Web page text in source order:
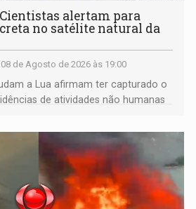
alertam para
no satélite natural da
08 de Agosto de 2026 às 19:00
a Lua afirmam ter capturado o
de atividades não humanas